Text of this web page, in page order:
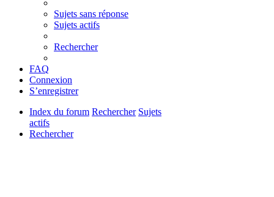
Sujets sans réponse
Sujets actifs
Rechercher
FAQ
Connexion
S’enregistrer
Index du forum Rechercher Sujets
actifs
Rechercher